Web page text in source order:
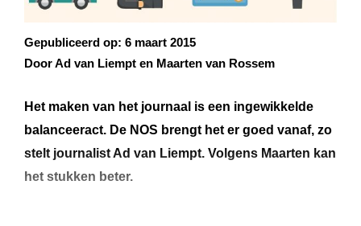
Gepubliceerd op: 6 maart 2015
Door Ad van Liempt en Maarten van Rossem
Het maken van het journaal is een ingewikkelde
balanceeract. De NOS brengt het er goed vanaf, zo
stelt journalist Ad van Liempt. Volgens Maarten kan
het stukken beter.